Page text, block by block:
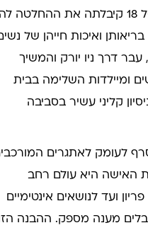
משיכה טבעית לעולם הרפואה. בגיל 18 קיבלתה את
ואיכות חייהן של
דרך ניו יורק והמשיך
ומיילדות השלימה בבית
קליני עשיר בסביבה
לעומק לאתגרים
האישה היא עולם רחב
ועד לנושאים אינטימיים
מענה מספק. ההבנה